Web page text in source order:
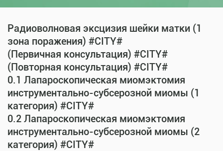
Радиоволновая эксцизия шейки матки (1
зона поражения) #CITY#
(Первичная консультация) #CITY#
(Повторная консультация) #CITY#
0.1 Лапароскопическая миомэктомия
инструментально-субсерозной миомы (1
категория) #CITY#
0.2 Лапароскопическая миомэктомия
инструментально-субсерозной миомы (2
категория) #CITY#